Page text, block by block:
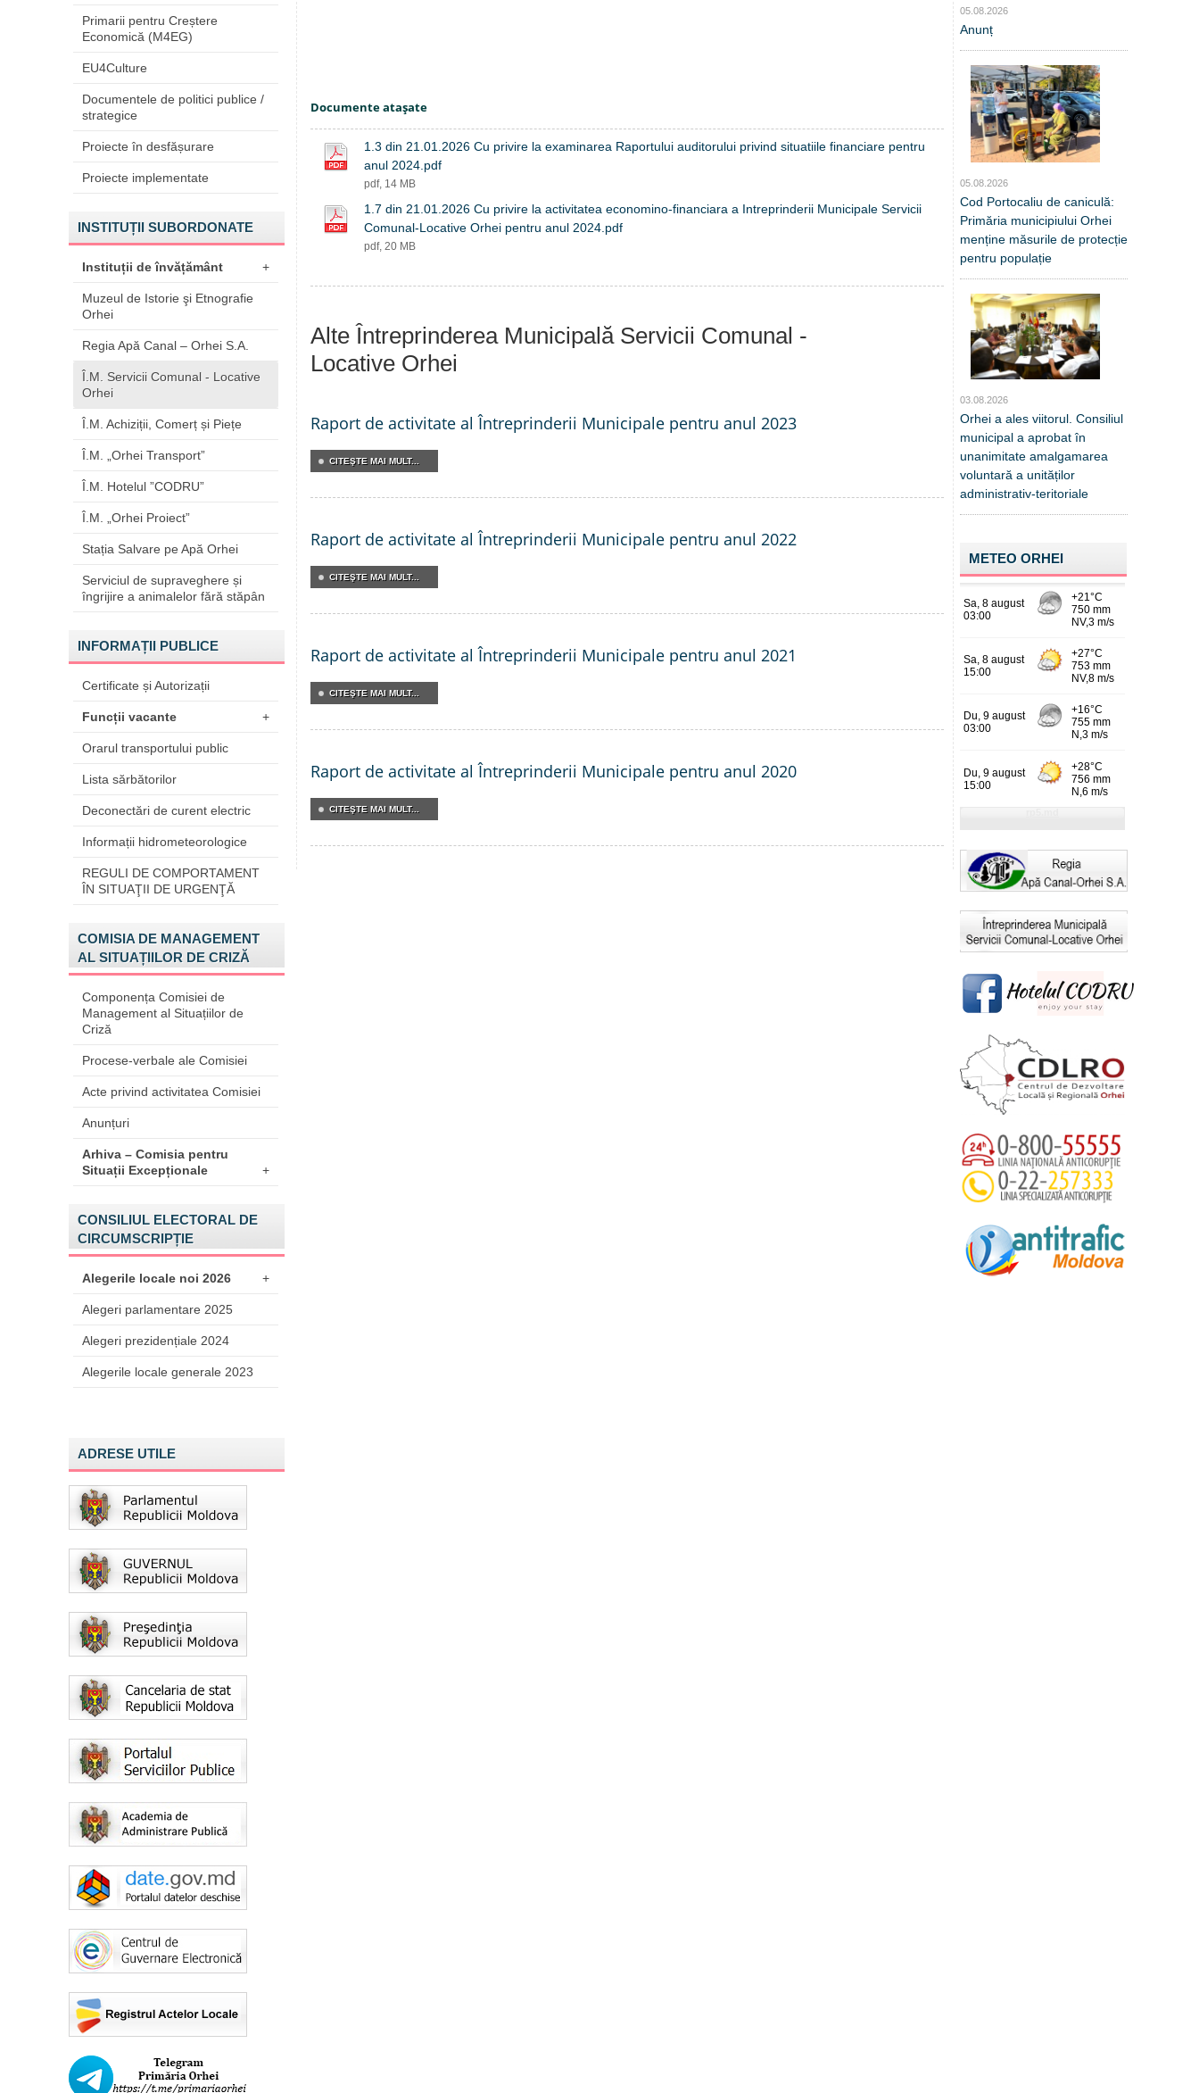
Primarii pentru Creștere
Economică (M4EG)
EU4Culture
Documentele de politici publice /
strategice
Proiecte în desfășurare
Proiecte implementate
INSTITUȚII SUBORDONATE
Instituții de învățământ +
Muzeul de Istorie şi Etnografie
Orhei
Regia Apă Canal – Orhei S.A.
Î.M. Servicii Comunal - Locative
Orhei
Î.M. Achiziții, Comerț și Piețe
Î.M. „Orhei Transport”
Î.M. Hotelul ”CODRU”
Î.M. „Orhei Proiect”
Stația Salvare pe Apă Orhei
Serviciul de supraveghere și
îngrijire a animalelor fără stăpân
INFORMAȚII PUBLICE
Certificate și Autorizații
Funcții vacante +
Orarul transportului public
Lista sărbătorilor
Deconectări de curent electric
Informații hidrometeorologice
REGULI DE COMPORTAMENT
ÎN SITUAŢII DE URGENŢĂ
COMISIA DE MANAGEMENT
AL SITUAȚIILOR DE CRIZĂ
Componența Comisiei de
Management al Situațiilor de
Criză
Procese-verbale ale Comisiei
Acte privind activitatea Comisiei
Anunțuri
Arhiva – Comisia pentru
Situații Excepționale
+
CONSILIUL ELECTORAL DE
CIRCUMSCRIPȚIE
Alegerile locale noi 2026 +
Alegeri parlamentare 2025
Alegeri prezidențiale 2024
Alegerile locale generale 2023
ADRESE UTILE
Documente ataşate
1.3 din 21.01.2026 Cu privire la examinarea Raportului auditorului privind situatiile financiare pentru
anul 2024.pdf
pdf, 14 MB
1.7 din 21.01.2026 Cu privire la activitatea economino-financiara a Intreprinderii Municipale Servicii
Comunal-Locative Orhei pentru anul 2024.pdf
pdf, 20 MB
Alte Întreprinderea Municipală Servicii Comunal -
Locative Orhei
Raport de activitate al Întreprinderii Municipale pentru anul 2023
CITEŞTE MAI MULT...
Raport de activitate al Întreprinderii Municipale pentru anul 2022
CITEŞTE MAI MULT...
Raport de activitate al Întreprinderii Municipale pentru anul 2021
CITEŞTE MAI MULT...
Raport de activitate al Întreprinderii Municipale pentru anul 2020
CITEŞTE MAI MULT...
05.08.2026
Anunț
05.08.2026
Cod Portocaliu de caniculă:
Primăria municipiului Orhei
menține măsurile de protecție
pentru populație
03.08.2026
Orhei a ales viitorul. Consiliul
municipal a aprobat în
unanimitate amalgamarea
voluntară a unităților
administrativ-teritoriale
METEO ORHEI